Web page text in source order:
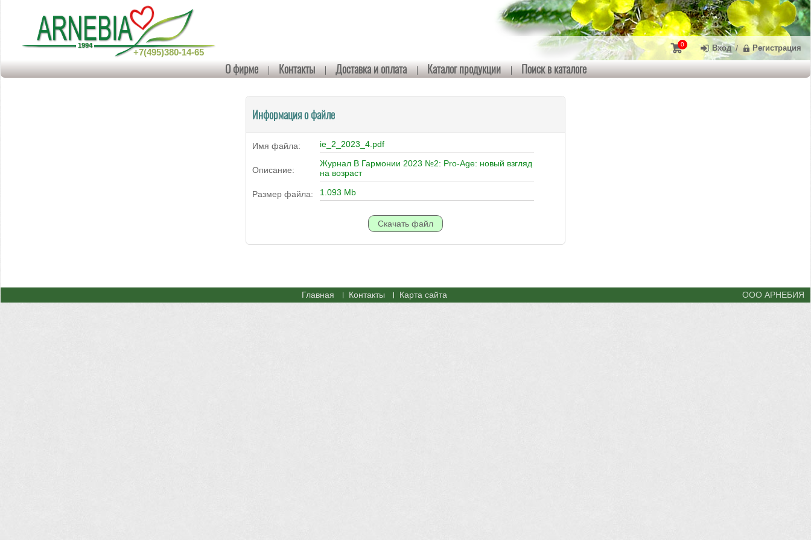
+7(495)380-14-65
О фирме Контакты Доставка и оплата Каталог продукции Поиск в каталоге
0 Вход / Регистрация
Информация о файле
Имя файла: ie_2_2023_4.pdf
Описание:
Журнал В Гармонии 2023 №2: Pro-Age: новый взгляд
на возраст
Размер файла: 1.093 Mb
Главная Контакты Карта сайта ООО АРНЕБИЯ